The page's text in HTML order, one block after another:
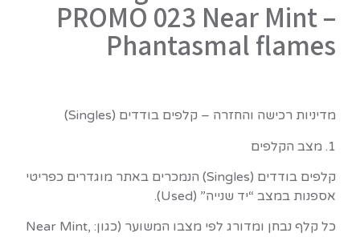
PROMO 023 Near Mint –
Phantasmal flames
מדיניות רכישה והחזרה – קלפים בודדים (Singles)
1. מצב הקלפים
קלפים בודדים (Singles) הנמכרים באתר מוגדרים כפריטי
אספנות במצב “יד שנייה” (Used).
כל קלף נבחן ומדורג לפי מצבו המשוער (כגון: Near Mint,